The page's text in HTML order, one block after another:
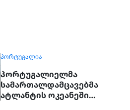
ᲞᲝᲠᲢᲣᲒᲐᲚᲘᲐ
პორტუგალიელმა
სამართალდამცავებმა
ატლანტის ოკეანეში